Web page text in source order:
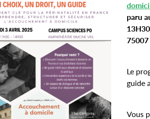
paru
75007
Le
guide
Vous